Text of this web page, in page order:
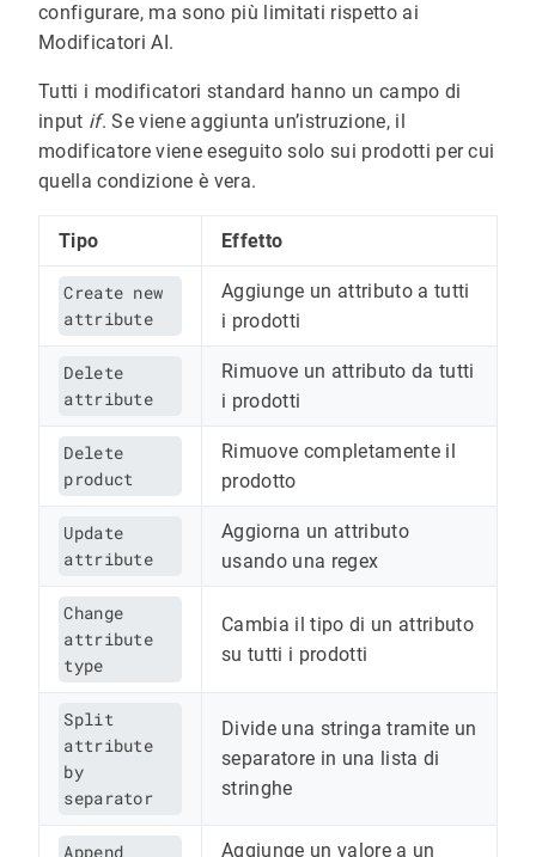
configurare, ma sono più limitati rispetto ai
Modificatori AI.
Tutti i modificatori standard hanno un campo di
input if. Se viene aggiunta un’istruzione, il
modificatore viene eseguito solo sui prodotti per cui
quella condizione è vera.
Tipo Effetto
Create new
attribute
Aggiunge un attributo a tutti
i prodotti
Delete
attribute
Rimuove un attributo da tutti
i prodotti
Delete
product
Rimuove completamente il
prodotto
Update
attribute
Aggiorna un attributo
usando una regex
Change
attribute
type
Cambia il tipo di un attributo
su tutti i prodotti
Split
attribute
by
separator
Divide una stringa tramite un
separatore in una lista di
stringhe
Append Aggiunge un valore a un